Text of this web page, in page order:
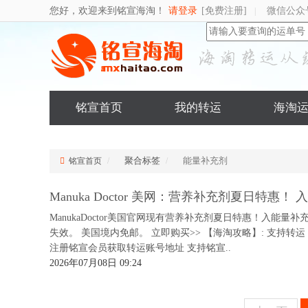
您好，欢迎来到铭宣海淘！ 请登录 [免费注册] 微信公
铭宣首页 我的转运 海淘
铭宣首页 聚合标签 能量补充剂
Manuka Doctor 美网：营养补充剂夏日特惠！
ManukaDoctor美国官网现有营养补充剂夏日特惠！入能量
失效。 美国境内免邮。 立即购买>> 【海淘攻略】: 支持转运
注册铭宣会员获取转运账号地址 支持铭宣..
2026年07月08日 09:24